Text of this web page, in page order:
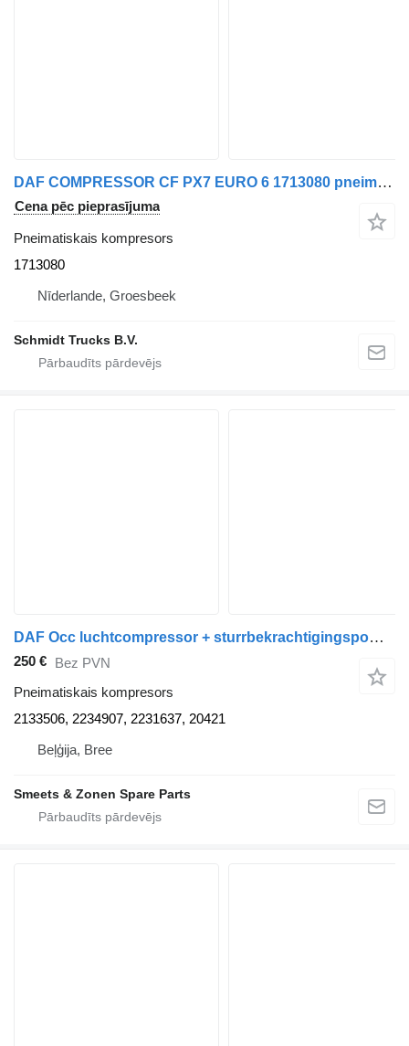
DAF COMPRESSOR CF PX7 EURO 6 1713080 pneimatiskais kompresors paredzēts kravas automašīnas
Cena pēc pieprasījuma
Pneimatiskais kompresors
1713080
Nīderlande, Groesbeek
Schmidt Trucks B.V.
DAF Occ luchtcompressor + sturrbekrachtigingspomp 2133506 pneimatiskais kompresors paredzēts kravas automašīnas
250 € Bez PVN
Pneimatiskais kompresors
2133506, 2234907, 2231637, 20421
Beļģija, Bree
Smeets & Zonen Spare Parts